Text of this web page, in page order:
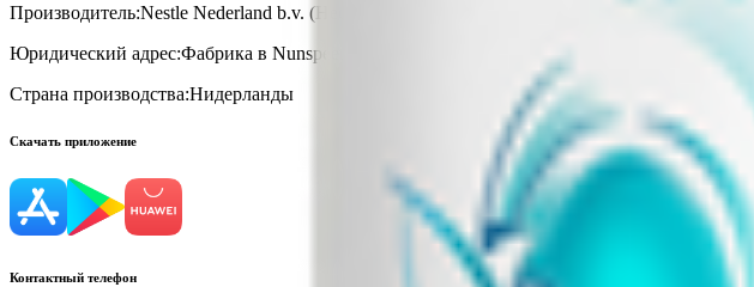
Производитель:Nestle Nederland b.v. (Нестле Недерланд БВ)
Юридический адрес:Фабрика в Nunspeet, NL8071, Laan 110, 8071 JC Nunspeet, Нидерланды
Страна производства:Нидерланды
Скачать приложение
Контактный телефон